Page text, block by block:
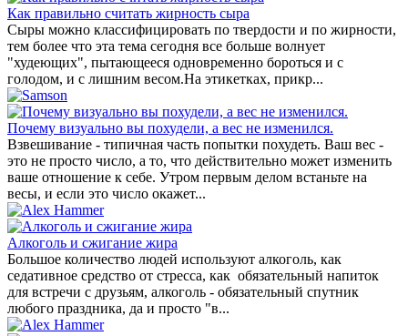
Как правильно считать жирность сыра
Cыры можно классифицировать по твердости и по жирности,
тем более что эта тема сегодня все больше волнует
"худеющих", пытающееся одновременно бороться и с
голодом, и с лишним весом.На этикетках, прикр...
Почему визуально вы похудели, а вес не изменился.
Взвешивание - типичная часть попытки похудеть. Ваш вес -
это не просто число, а то, что действительно может изменить
ваше отношение к себе. Утром первым делом встаньте на
весы, и если это число окажет...
Алкоголь и сжигание жира
Большое количество людей используют алкоголь, как
седативное средство от стресса, как обязательный напиток
для встречи с друзьям, алкоголь - обязательный спутник
любого праздника, да и просто "в...